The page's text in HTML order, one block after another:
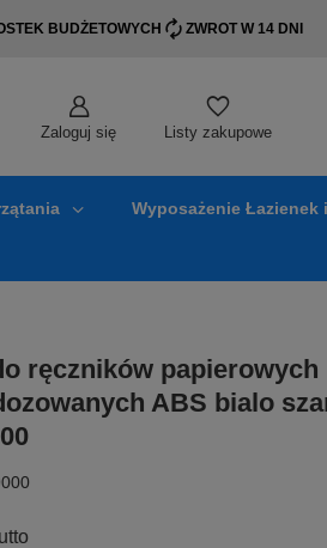
BUDŻETOWYCH ZWROT W 14 DNI
Zaloguj się Listy zakupowe
Wyposażenie Łazienek
ręczników papierowych
ABS bialo